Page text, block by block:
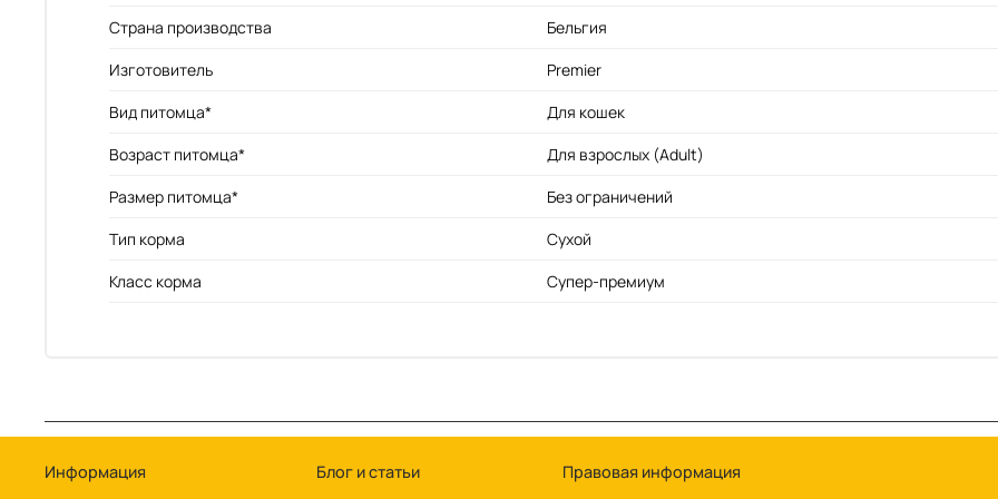
Страна производства
Бельгия
Изготовитель
Premier
Вид питомца*
Для кошек
Возраст питомца*
Для взрослых (Adult)
Размер питомца*
Без ограничений
Тип корма
Сухой
Класс корма
Супер-премиум
Информация Блог и статьи Правовая информация